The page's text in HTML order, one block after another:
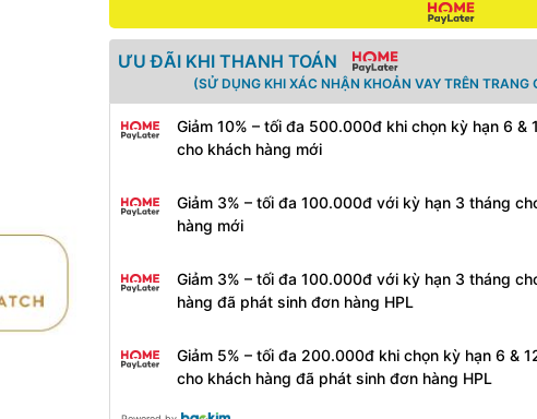
ƯU ĐÃI KHI THANH TOÁN
(SỬ DỤNG KHI XÁC NHẬN KHOẢN VAY TRÊN
Giảm 10% – tối đa 500.000đ khi chọn kỳ hạn 6 &
cho khách hàng mới
Giảm 3% – tối đa 100.000đ với kỳ hạn 3 tháng
hàng mới
Giảm 3% – tối đa 100.000đ với kỳ hạn 3 tháng
hàng đã phát sinh đơn hàng HPL
Giảm 5% – tối đa 200.000đ khi chọn kỳ hạn 6 &
cho khách hàng đã phát sinh đơn hàng HPL